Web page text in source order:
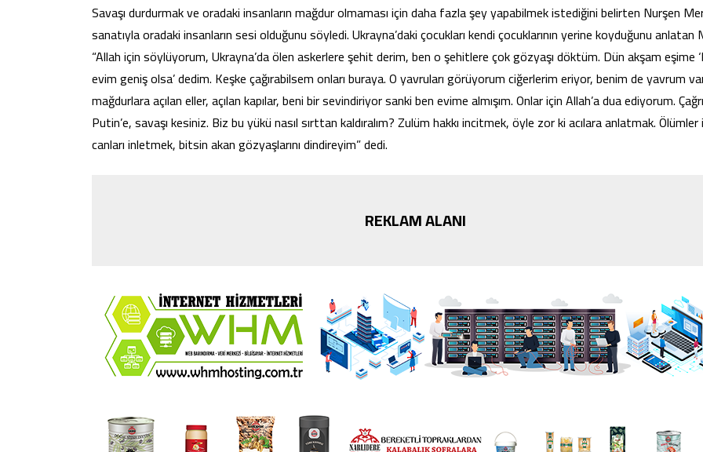
Savaşı durdurmak ve oradaki insanların mağdur olmaması için daha fazla şey yapabilmek istediğini belirten Nurşen
sanatıyla oradaki insanların sesi olduğunu söyledi. Ukrayna’daki çocukları kendi çocuklarının yerine koyduğunu anlatan
“Allah için söylüyorum, Ukrayna’da ölen askerlere şehit derim, ben o şehitlere çok gözyaşı döktüm. Dün akşam eşime
evim geniş olsa’ dedim. Keşke çağırabilsem onları buraya. O yavruları görüyorum ciğerlerim eriyor, benim de yavrum
mağdurlara açılan eller, açılan kapılar, beni bir sevindiriyor sanki ben evime almışım. Onlar için Allah’a dua ediyorum.
Putin’e, savaşı kesiniz. Biz bu yükü nasıl sırttan kaldıralım? Zulüm hakkı incitmek, öyle zor ki acılara anlatmak. Ölümler
canları inletmek, bitsin akan gözyaşlarını dindireyim” dedi.
REKLAM ALANI